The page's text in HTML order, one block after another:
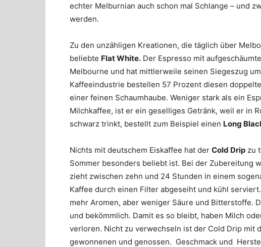
echter Melburnian auch schon mal Schlange – und
werden.
Zu den unzähligen Kreationen, die täglich über
beliebte Flat White. Der Espresso mit
Melbourne und hat mittlerweile seinen Siegeszug
Kaffeeindustrie bestellen 57 Prozent diesen
einer feinen Schaumhaube. Weniger stark als ein
Milchkaffee, ist er ein geselliges Getränk, weil er in
schwarz trinkt, bestellt zum Beispiel einen Long
Nichts mit deutschem Eiskaffee hat der Cold Drip zu
Sommer besonders beliebt ist. Bei der Zubereitung
zieht zwischen zehn und 24 Stunden in einem
Kaffee durch einen Filter abgeseiht und kühl
mehr Aromen, aber weniger Säure und Bitterstoffe.
und bekömmlich. Damit es so bleibt, haben Milch
verloren. Nicht zu verwechseln ist der Cold Drip mit
gewonnenen und genossen. Geschmack und